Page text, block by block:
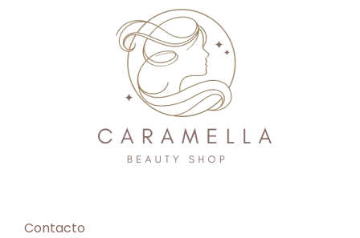
Contacto